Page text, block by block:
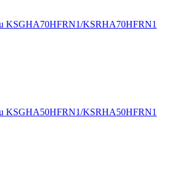
KSGHA70HFRN1/KSRHA70HFRN1
KSGHA50HFRN1/KSRHA50HFRN1